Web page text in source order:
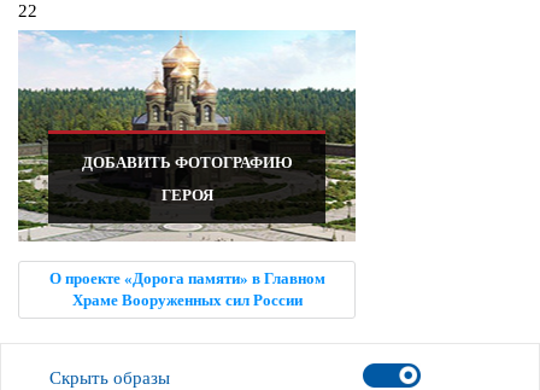
22
ДОБАВИТЬ ФОТОГРАФИЮ
ГЕРОЯ
О проекте «Дорога памяти» в Главном
Храме Вооруженных сил России
Скрыть образы